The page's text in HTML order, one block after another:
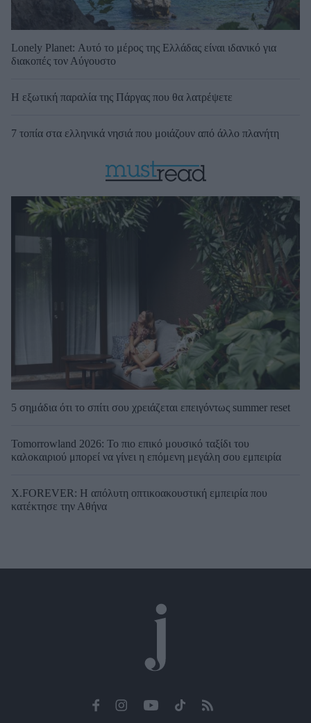
Lonely Planet: Αυτό το μέρος της Ελλάδας είναι ιδανικό για
διακοπές τον Αύγουστο
Η εξωτική παραλία της Πάργας που θα λατρέψετε
7 τοπία στα ελληνικά νησιά που μοιάζουν από άλλο πλανήτη
5 σημάδια ότι το σπίτι σου χρειάζεται επειγόντως summer reset
Tomorrowland 2026: Το πιο επικό μουσικό ταξίδι του
καλοκαιριού μπορεί να γίνει η επόμενη μεγάλη σου εμπειρία
X.FOREVER: Η απόλυτη οπτικοακουστική εμπειρία που
κατέκτησε την Αθήνα